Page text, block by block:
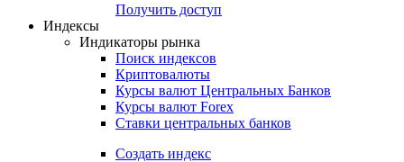
Получить доступ
Индексы
Индикаторы рынка
Поиск индексов
Криптовалюты
Курсы валют Центральных Банков
Курсы валют Forex
Ставки центральных банков
Создать индекс